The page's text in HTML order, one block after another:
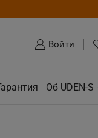
Войти
Об UDEN-S